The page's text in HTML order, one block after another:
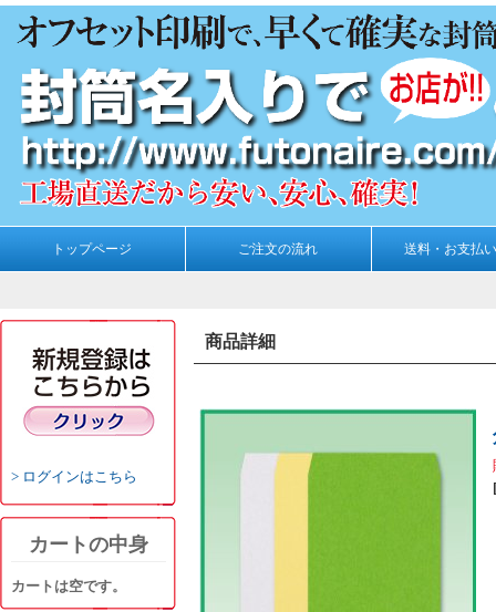
トップページ ご注文の流れ 送料・お支払
ログインはこちら
カートの中身
カートは空です。
商品詳細